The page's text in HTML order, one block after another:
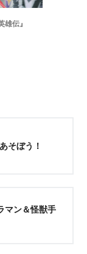
伝』
そぼう！
ン＆怪獣手